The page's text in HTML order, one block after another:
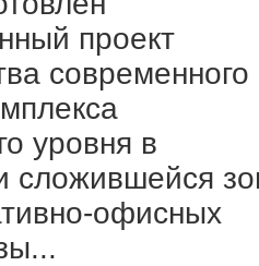
проект
современного
уровня в
сложившейся
офисных